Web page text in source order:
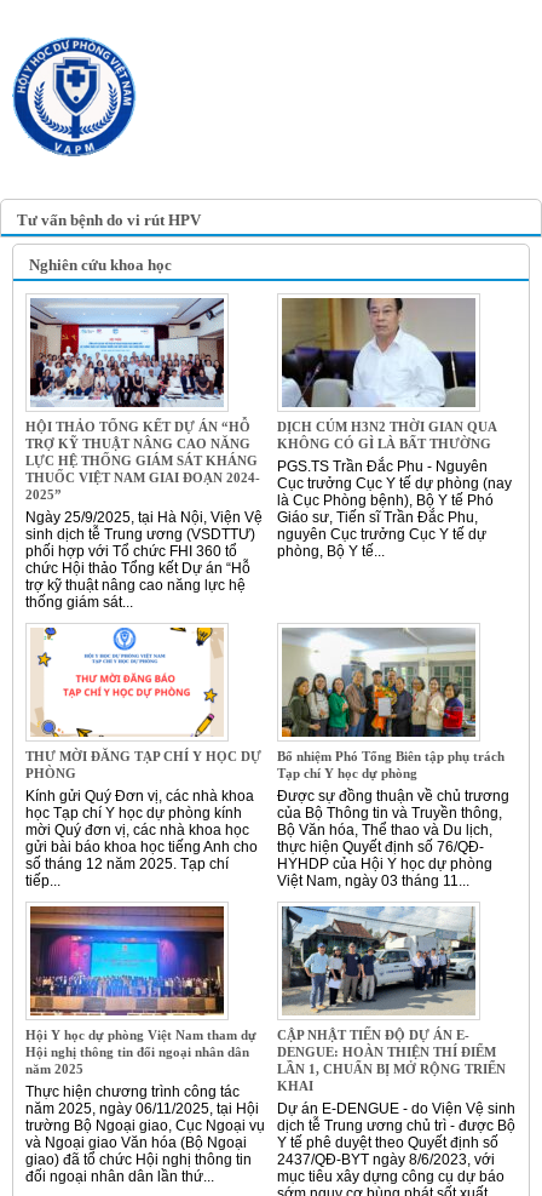
Tư vấn bệnh do vi rút HPV
Nghiên cứu khoa học
HỘI THẢO TỔNG KẾT DỰ ÁN “HỖ
TRỢ KỸ THUẬT NÂNG CAO NĂNG
LỰC HỆ THỐNG GIÁM SÁT KHÁNG
THUỐC VIỆT NAM GIAI ĐOẠN 2024-
2025”
Ngày 25/9/2025, tại Hà Nội, Viện Vệ
sinh dịch tễ Trung ương (VSDTTƯ)
phối hợp với Tổ chức FHI 360 tổ
chức Hội thảo Tổng kết Dự án “Hỗ
trợ kỹ thuật nâng cao năng lực hệ
thống giám sát...
DỊCH CÚM H3N2 THỜI GIAN QUA
KHÔNG CÓ GÌ LÀ BẤT THƯỜNG
PGS.TS Trần Đắc Phu - Nguyên
Cục trưởng Cục Y tế dự phòng (nay
là Cục Phòng bệnh), Bộ Y tế Phó
Giáo sư, Tiến sĩ Trần Đắc Phu,
nguyên Cục trưởng Cục Y tế dự
phòng, Bộ Y tế...
THƯ MỜI ĐĂNG TẠP CHÍ Y HỌC DỰ
PHÒNG
Kính gửi Quý Đơn vị, các nhà khoa
học Tạp chí Y học dự phòng kính
mời Quý đơn vị, các nhà khoa học
gửi bài báo khoa học tiếng Anh cho
số tháng 12 năm 2025. Tạp chí
tiếp...
Bổ nhiệm Phó Tổng Biên tập phụ trách
Tạp chí Y học dự phòng
Được sự đồng thuận về chủ trương
của Bộ Thông tin và Truyền thông,
Bộ Văn hóa, Thể thao và Du lịch,
thực hiện Quyết định số 76/QĐ-
HYHDP của Hội Y học dự phòng
Việt Nam, ngày 03 tháng 11...
Hội Y học dự phòng Việt Nam tham dự
Hội nghị thông tin đối ngoại nhân dân
năm 2025
Thực hiện chương trình công tác
năm 2025, ngày 06/11/2025, tại Hội
trường Bộ Ngoại giao, Cục Ngoại vụ
và Ngoại giao Văn hóa (Bộ Ngoại
giao) đã tổ chức Hội nghị thông tin
đối ngoại nhân dân lần thứ...
CẬP NHẬT TIẾN ĐỘ DỰ ÁN E-
DENGUE: HOÀN THIỆN THÍ ĐIỂM
LẦN 1, CHUẨN BỊ MỞ RỘNG TRIỂN
KHAI
Dự án E-DENGUE - do Viện Vệ sinh
dịch tễ Trung ương chủ trì - được Bộ
Y tế phê duyệt theo Quyết định số
2437/QĐ-BYT ngày 8/6/2023, với
mục tiêu xây dựng công cụ dự báo